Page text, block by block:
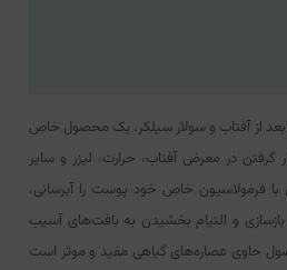
از آفتاب و سولار سیلکر، یک محصول خاص
گرفتن در معرض آفتاب، حرارت، لیزر و سایر
فرمولاسیون خاص خود پوست را آبرسانی،
و التیام بخشیدن به بافت‌های آسیب
حاوی عصاره‌های گیاهی مفید و موثر است